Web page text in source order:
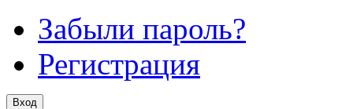
Забыли пароль?
Регистрация
Вход